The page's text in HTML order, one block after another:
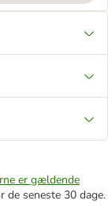
er gældende
de seneste 30 dage.